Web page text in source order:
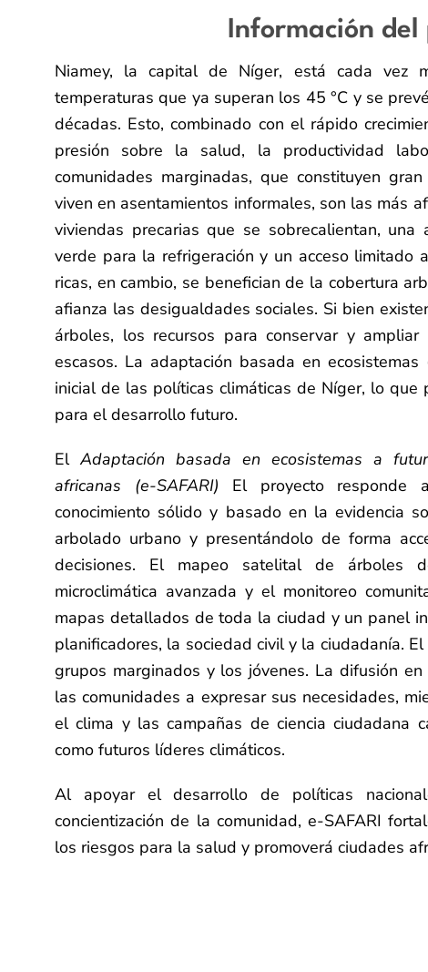
Información del
Niamey, la capital de Níger, está cada vez
temperaturas que ya superan los 45 °C y se
décadas. Esto, combinado con el rápido
presión sobre la salud, la productividad
comunidades marginadas, que constituyen
viven en asentamientos informales, son las más
viviendas precarias que se sobrecalientan,
verde para la refrigeración y un acceso limitado
ricas, en cambio, se benefician de la cobertura
afianza las desigualdades sociales. Si bien
árboles, los recursos para conservar y
escasos. La adaptación basada en
inicial de las políticas climáticas de Níger, lo
para el desarrollo futuro.
ElAdaptación basada en ecosistemas a
africanas (e-SAFARI) El proyecto responde
conocimiento sólido y basado en la evidencia
arbolado urbano y presentándolo de forma
decisiones. El mapeo satelital de árboles
microclimática avanzada y el monitoreo
mapas detallados de toda la ciudad y un panel
planificadores, la sociedad civil y la ciudadanía.
grupos marginados y los jóvenes. La difusión
las comunidades a expresar sus necesidades,
el clima y las campañas de ciencia ciudadana
como futuros líderes climáticos.
Al apoyar el desarrollo de políticas
concientización de la comunidad, e-SAFARI
los riesgos para la salud y promoverá ciudades